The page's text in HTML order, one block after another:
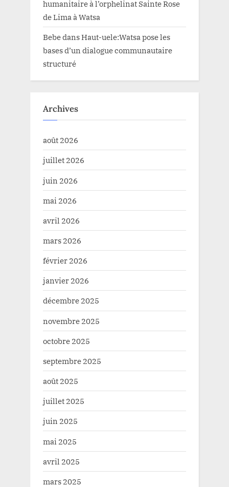
humanitaire à l’orphelinat Sainte Rose
de Lima à Watsa
BebedansHaut-uele:Watsa pose les
bases d’un dialogue communautaire
structuré
Archives
août 2026
juillet 2026
juin 2026
mai 2026
avril 2026
mars 2026
février 2026
janvier 2026
décembre 2025
novembre 2025
octobre 2025
septembre 2025
août 2025
juillet 2025
juin 2025
mai 2025
avril 2025
mars 2025